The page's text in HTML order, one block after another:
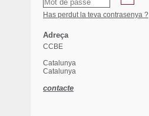
Has perdut la teva contrasenya ?
Adreça
CCBE
Catalunya
Catalunya
contacte